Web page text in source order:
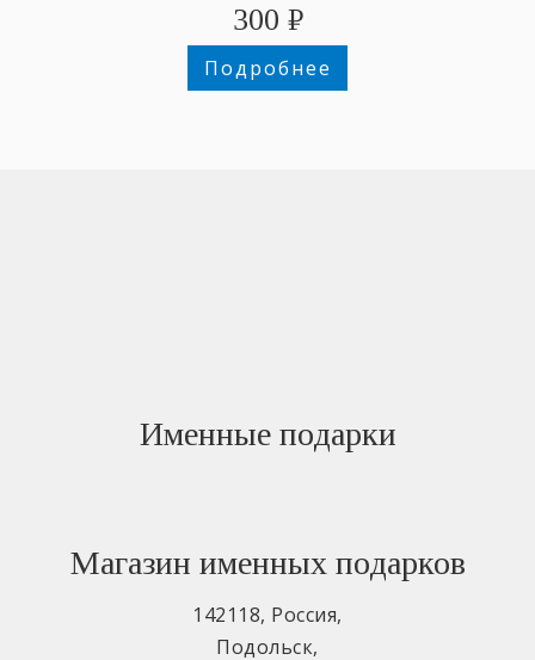
300 ₽
Подробнее
Именные подарки
Магазин именных подарков
142118, Россия,
Подольск,